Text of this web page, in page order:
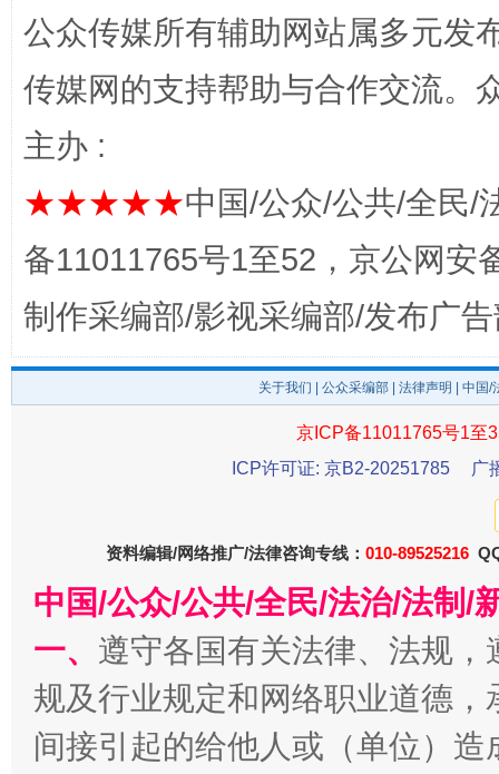
东山县通报“牛蛙产品抗生素超标问题” 法
千年窑火 生生不息 一
公众传媒所有辅助网站属多元发
传媒网的支持帮助与合作交流。
主办 :
★★★★★中国/公众/公共/全民/
备11011765号1至52，京公网安
制作采编部/影视采编部/发布广
关于我们 公众采编部 法律声明 | 中国
京ICP备11011765号1至
ICP许可证: 京B2-20251785
广
资料编辑/网络推广/法律咨询专线： 010-89525216
中国/公众/公共/全民/法治/法制/
一、 遵守各国有关法律、法规
规及行业规定和网络职业道德
间接引起的给他人或（单位）